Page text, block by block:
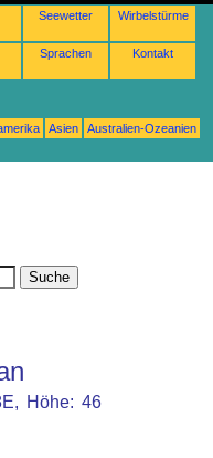
Seewetter Wirbelstürme
Sprachen Kontakt
Asien
Australien-Ozeanien
Höhe: 46